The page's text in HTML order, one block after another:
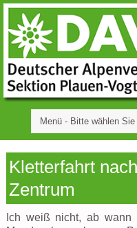
Kletterfahrt
Zentrum
Ich weiß nicht, ab wann